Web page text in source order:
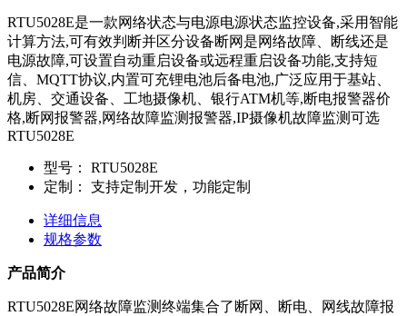
RTU5028E是一款网络状态与电源电源状态监控设备,采用智能
计算方法,可有效判断并区分设备断网是网络故障、断线还是
电源故障,可设置自动重启设备或远程重启设备功能,支持短
信、MQTT协议,内置可充锂电池后备电池,广泛应用于基站、
机房、交通设备、工地摄像机、银行ATM机等,断电报警器价
格,断网报警器,网络故障监测报警器,IP摄像机故障监测可选
RTU5028E
型号：
RTU5028E
定制：
支持定制开发，功能定制
详细信息
规格参数
产品简介
RTU5028E网络故障监测终端集合了断网、断电、网线故障报